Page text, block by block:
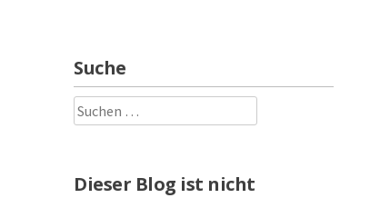
Suche
Suchen
nach:
Dieser Blog ist nicht